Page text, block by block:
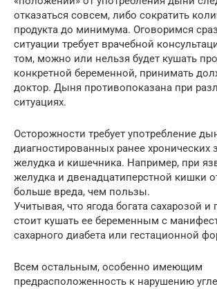
отказаться совсем, либо сократить
продукта до минимума. Оговоримся
ситуации требует врачебной
том, можно или нельзя будет кушать
конкретной беременной, принимать
доктор. Дыня противопоказана при
ситуациях.
Осторожности требует употребление
диагностированных ранее хронических
желудка и кишечника. Например, при
желудка и двенадцатиперстной кишки
больше вреда, чем пользы.
Учитывая, что ягода богата сахарозой и
стоит кушать ее беременным с
сахарного диабета или гестационной
Всем остальным, особенно имеющим
предрасположенность к нарушению